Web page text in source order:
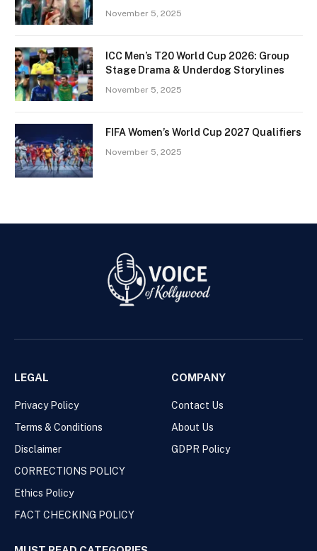
November 5, 2025
ICC Men’s T20 World Cup 2026: Group
Stage Drama & Underdog Storylines
November 5, 2025
FIFA Women’s World Cup 2027 Qualifiers
November 5, 2025
LEGAL
Privacy Policy
Terms & Conditions
Disclaimer
CORRECTIONS POLICY
Ethics Policy
FACT CHECKING POLICY
COMPANY
Contact Us
About Us
GDPR Policy